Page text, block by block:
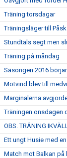
Träning torsdagar
Träningsläger till Påsk
Stundtals segt men
Träning på måndag
Säsongen 2016
Motvind blev till
Marginalerna
Träningen onsdagen
OBS. TRÄNING
Ett ungt Husie med
Match mot Balkan på